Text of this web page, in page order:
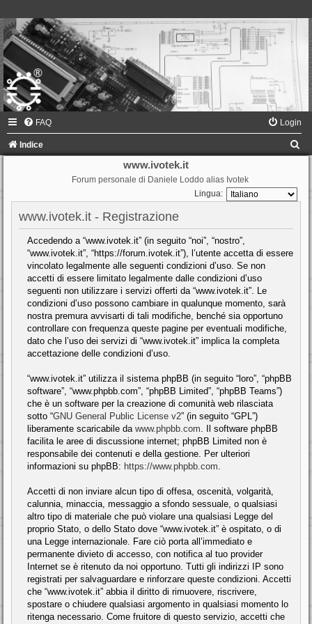
FAQ Login
Indice
www.ivotek.it
Forum personale di Daniele Loddo alias Ivotek
Lingua:
www.ivotek.it - Registrazione
Accedendo a “www.ivotek.it” (in seguito “noi”, “nostro”,
“www.ivotek.it”, “https://forum.ivotek.it”), l’utente accetta di essere
vincolato legalmente alle seguenti condizioni d’uso. Se non
accetti di essere limitato legalmente dalle condizioni d’uso
seguenti non utilizzare i servizi offerti da “www.ivotek.it”. Le
condizioni d’uso possono cambiare in qualunque momento, sarà
nostra premura avvisarti di tali modifiche, benché sia opportuno
controllare con frequenza queste pagine per eventuali modifiche,
dato che l’uso dei servizi di “www.ivotek.it” implica la completa
accettazione delle condizioni d’uso.
“www.ivotek.it” utilizza il sistema phpBB (in seguito “loro”, “phpBB
software”, “www.phpbb.com”, “phpBB Limited”, “phpBB Teams”)
che è un software per la creazione di comunità web rilasciata
sotto “GNU General Public License v2” (in seguito “GPL”)
liberamente scaricabile da www.phpbb.com. Il software phpBB
facilita le aree di discussione internet; phpBB Limited non è
responsabile dei contenuti e della gestione. Per ulteriori
informazioni su phpBB: https://www.phpbb.com.
Accetti di non inviare alcun tipo di offesa, oscenità, volgarità,
calunnia, minaccia, messaggio a sfondo sessuale, o qualsiasi
altro tipo di materiale che può violare una qualsiasi Legge del
proprio Stato, o dello Stato dove “www.ivotek.it” è ospitato, o di
una Legge internazionale. Fare ciò porta all’immediato e
permanente divieto di accesso, con notifica al tuo provider
Internet se è ritenuto da noi opportuno. Tutti gli indirizzi IP sono
registrati per salvaguardare e rinforzare queste condizioni. Accetti
che “www.ivotek.it” abbia il diritto di rimuovere, riscrivere,
spostare o chiudere qualsiasi argomento in qualsiasi momento lo
ritenga necessario. Come fruitore di questo servizio, accetti che